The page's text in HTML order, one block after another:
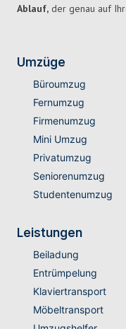
Ablauf, der genau auf
Umzüge
Büroumzug
Fernumzug
Firmenumzug
Mini Umzug
Privatumzug
Seniorenumzug
Studentenumzug
Leistungen
Beiladung
Entrümpelung
Klaviertransport
Möbeltransport